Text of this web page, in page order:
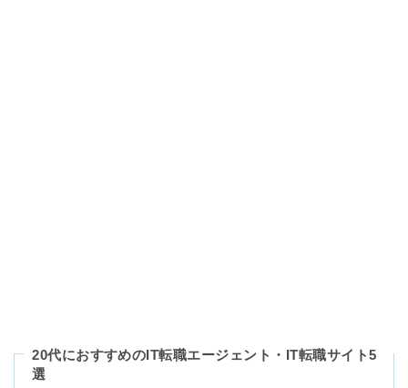
20代におすすめのIT転職エージェント・IT転職サイト5
選